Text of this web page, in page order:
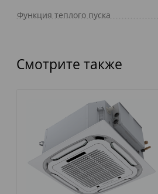
Функция теплого пуска
Смотрите также